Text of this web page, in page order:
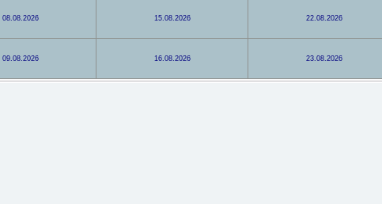
08.08.2026 15.08.2026 22.08.2026
09.08.2026 16.08.2026 23.08.2026